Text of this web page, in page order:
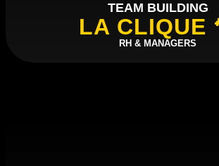
TEAM BUILDING
LA CLIQUE
RH & MANAGERS